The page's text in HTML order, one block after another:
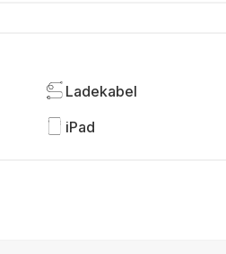
Ladekabel
iPad